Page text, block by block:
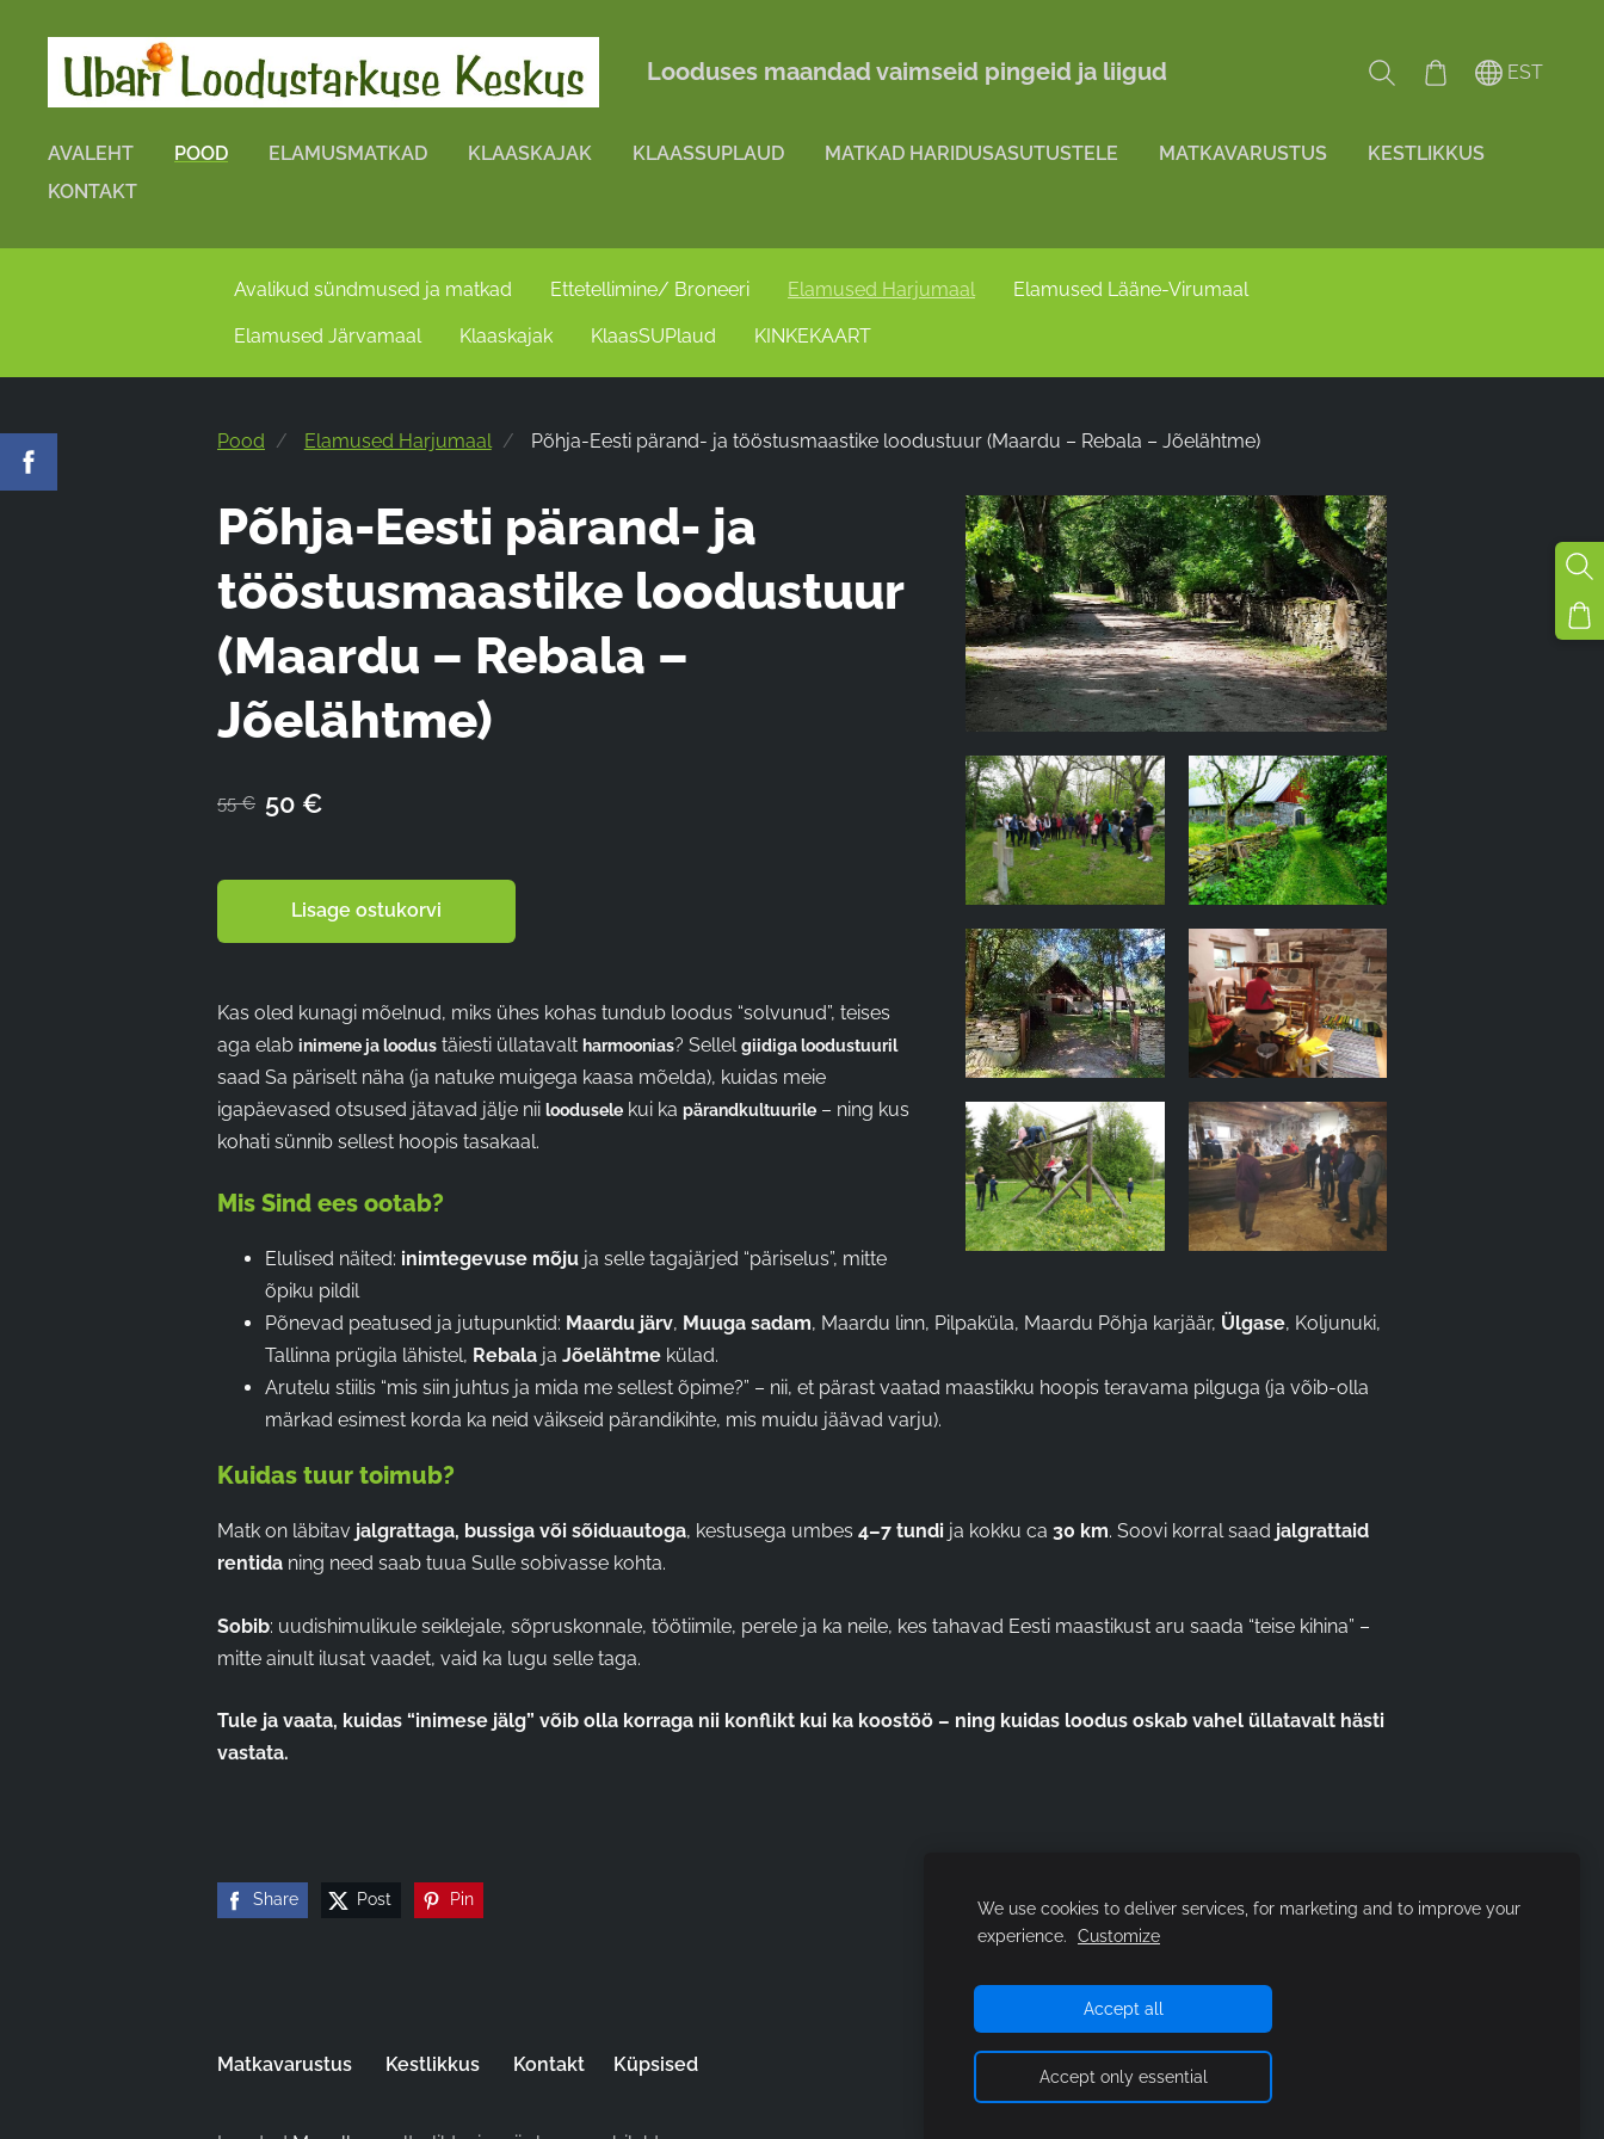
Looduses maandad vaimseid pingeid ja liigud
AVALEHT POOD ELAMUSMATKAD KLAASKAJAK KLAASSUPLAUD MATKAD HARIDUSASUTUSTELE MATKAVARUSTUS
KESTLIKKUS
KONTAKT
EST
Avalikud sündmused ja matkad Ettetellimine/ Broneeri Elamused Harjumaal Elamused Lääne-Virumaal
Elamused Järvamaal Klaaskajak KlaasSUPlaud KINKEKAART
Pood Elamused Harjumaal Põhja-Eesti pärand- ja tööstusmaastike loodustuur (Maardu – Rebala – Jõelähtme)
Põhja-Eesti pärand- ja
tööstusmaastike loodustuur
(Maardu – Rebala –
Jõelähtme)
55 € 50 €
Lisage ostukorvi
Kas oled kunagi mõelnud, miks ühes kohas tundub loodus “solvunud”, teises
aga elab inimene ja loodus täiesti üllatavalt harmoonias? Sellel giidiga loodustuuril
saad Sa päriselt näha (ja natuke muigega kaasa mõelda), kuidas meie
igapäevased otsused jätavad jälje nii loodusele kui ka pärandkultuurile – ning kus
kohati sünnib sellest hoopis tasakaal.
Mis Sind ees ootab?
Elulised näited: inimtegevuse mõju ja selle tagajärjed “päriselus”, mitte
õpiku pildil
Põnevad peatused ja jutupunktid: Maardu järv, Muuga sadam, Maardu linn, Pilpaküla, Maardu Põhja karjäär, Ülgase, Koljunuki,
Tallinna prügila lähistel, Rebala ja Jõelähtme külad.
Arutelu stiilis “mis siin juhtus ja mida me sellest õpime?” – nii, et pärast vaatad maastikku hoopis teravama pilguga (ja võib-olla
märkad esimest korda ka neid väikseid pärandikihte, mis muidu jäävad varju).
Kuidas tuur toimub?
Matk on läbitav jalgrattaga, bussiga või sõiduautoga, kestusega umbes 4–7 tundi ja kokku ca 30 km. Soovi korral saad jalgrattaid
rentida ning need saab tuua Sulle sobivasse kohta.
Sobib: uudishimulikule seiklejale, sõpruskonnale, töötiimile, perele ja ka neile, kes tahavad Eesti maastikust aru saada “teise kihina” –
mitte ainult ilusat vaadet, vaid ka lugu selle taga.
Tule ja vaata, kuidas “inimese jälg” võib olla korraga nii konflikt kui ka koostöö – ning kuidas loodus oskab vahel üllatavalt hästi
vastata.
Share Post Pin
Matkavarustus Kestlikkus Kontakt Küpsised
We use cookies to deliver services, for marketing and to improve your
experience. Customize
Accept all
Accept only essential